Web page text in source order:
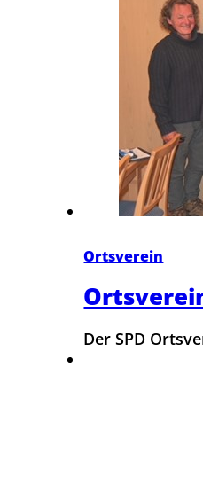
Ortsverein
Der SPD